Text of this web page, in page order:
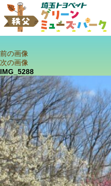
前の画像
次の画像
IMG_5288